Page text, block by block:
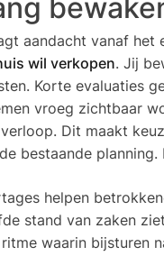
aandacht vanaf
wil verkopen. Jij
Korte evaluaties
vroeg zichtbaar
Dit maakt
bestaande
helpen
stand van zaken
waarin bijsturen